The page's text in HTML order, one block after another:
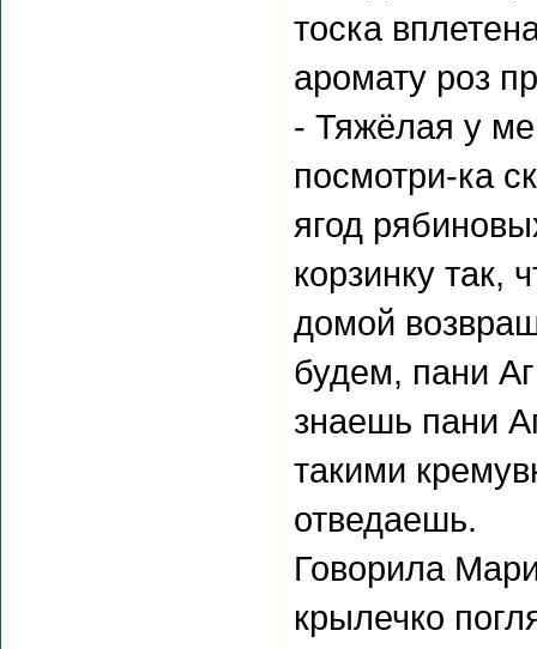
тоска
аромату роз
- Тяжёлая у
посмотри-ка
ягод
корзинку
домой
будем, пани
знаешь пани
такими
отведаешь.
Говорила
крылечко